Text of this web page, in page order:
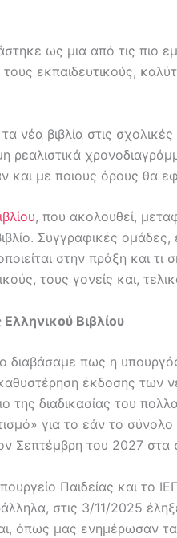
ως μια από τις πιο
εκπαιδευτικούς,
νέα βιβλία στις
ρεαλιστικά
και με ποιους όρους θα
, που ακολουθεί,
Συγγραφικές
στην πράξη και τι
τους γονείς και,
Βιβλίου
διαβάσαμε πως η
έκδοσης των
της διαδικασίας του
για το εάν το σύνολο
Σεπτέμβρη του 2027 στα
Παιδείας και το
στις 3/11/2025
και, όπως μας ενημέρωσαν